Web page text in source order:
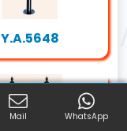
Y.A.5648
Mail WhatsApp